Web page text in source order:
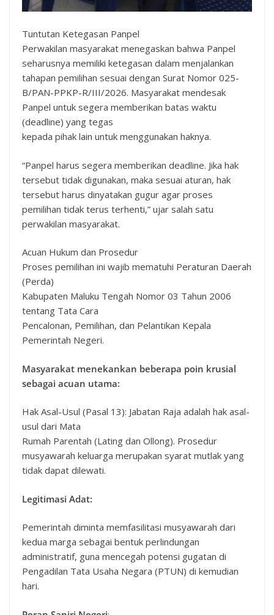
Tuntutan Ketegasan Panpel
Perwakilan masyarakat menegaskan bahwa Panpel
seharusnya memiliki ketegasan dalam menjalankan
tahapan pemilihan sesuai dengan Surat Nomor 025-
B/PAN-PPKP-R/III/2026. Masyarakat mendesak
Panpel untuk segera memberikan batas waktu
(deadline) yang tegas
kepada pihak lain untuk menggunakan haknya.
“Panpel harus segera memberikan deadline. Jika hak
tersebut tidak digunakan, maka sesuai aturan, hak
tersebut harus dinyatakan gugur agar proses
pemilihan tidak terus terhenti,” ujar salah satu
perwakilan masyarakat.
Acuan Hukum dan Prosedur
Proses pemilihan ini wajib mematuhi Peraturan Daerah
(Perda)
Kabupaten Maluku Tengah Nomor 03 Tahun 2006
tentang Tata Cara
Pencalonan, Pemilihan, dan Pelantikan Kepala
Pemerintah Negeri.
Masyarakat menekankan beberapa poin krusial
sebagai acuan utama:
Hak Asal-Usul (Pasal 13): Jabatan Raja adalah hak asal-
usul dari Mata
Rumah Parentah (Lating dan Ollong). Prosedur
musyawarah keluarga merupakan syarat mutlak yang
tidak dapat dilewati.
Legitimasi Adat:
Pemerintah diminta memfasilitasi musyawarah dari
kedua marga sebagai bentuk perlindungan
administratif, guna mencegah potensi gugatan di
Pengadilan Tata Usaha Negara (PTUN) di kemudian
hari.